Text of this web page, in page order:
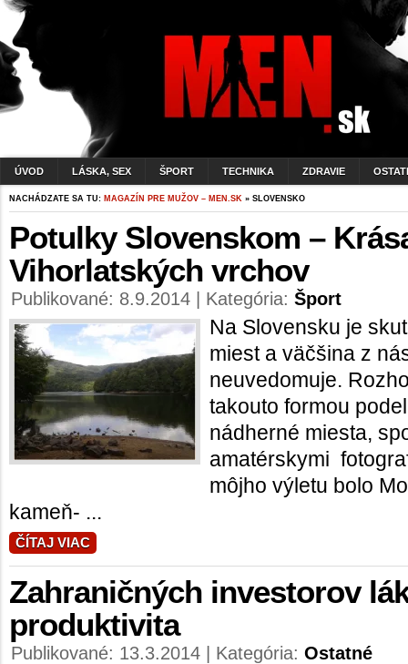
ÚVOD LÁSKA, SEX ŠPORT TECHNIKA ZDRAVIE
NACHÁDZATE SA TU: MAGAZÍN PRE MUŽOV – MEN.SK » SLOVENSKO
Potulky Slovenskom –
Vihorlatských vrchov
Publikované: 8.9.2014 | Kategória: Šport
Na Slovensku je
miest a väčšina z
neuvedomuje.
takouto formou
nádherné miesta,
amatérskymi
môjho výletu bolo
kameň- ...
ČÍTAJ VIAC
Zahraničných investorov
produktivita
Publikované: 13.3.2014 | Kategória: Ostatné